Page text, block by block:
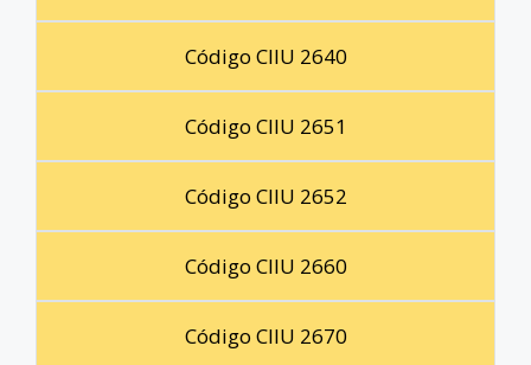
Código CIIU 2640
Código CIIU 2651
Código CIIU 2652
Código CIIU 2660
Código CIIU 2670